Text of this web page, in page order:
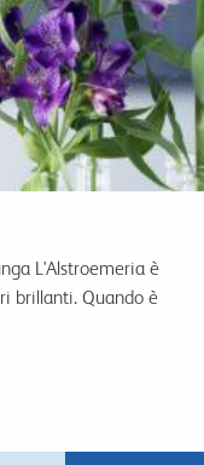
L'Alstroemeria è
brillanti. Quando è